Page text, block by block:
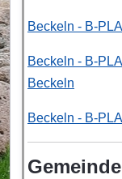
Beckeln - B-
Beckeln - B-
Beckeln
Beckeln - B-